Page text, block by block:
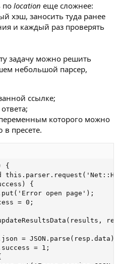
по location еще сложнее:
хэш, заносить туда ранее
и каждый раз проверять
задачу можно решить
небольшой парсер,
ссылке;
которого можно
пресете.
{
{
open page');
= 0;
= JSON.parse(resp.data);
= 1;